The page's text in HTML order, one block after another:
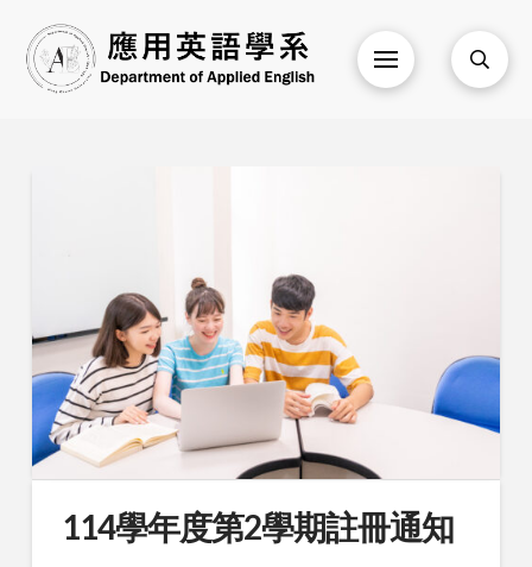
114學年度第2學期註冊通知